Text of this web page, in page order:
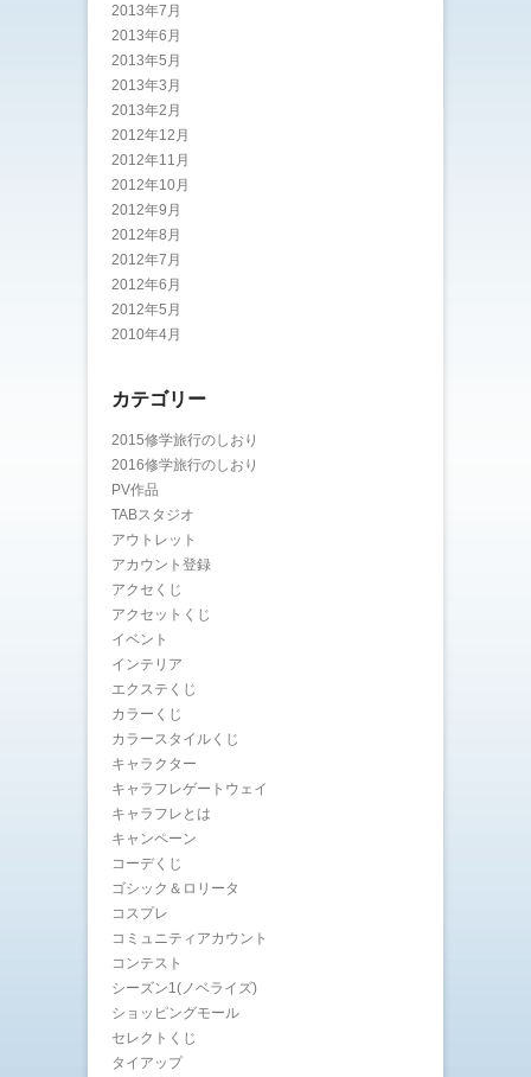
2013年7月
2013年6月
2013年5月
2013年3月
2013年2月
2012年12月
2012年11月
2012年10月
2012年9月
2012年8月
2012年7月
2012年6月
2012年5月
2010年4月
カテゴリー
2015修学旅行のしおり
2016修学旅行のしおり
PV作品
TABスタジオ
アウトレット
アカウント登録
アクセくじ
アクセットくじ
イベント
インテリア
エクステくじ
カラーくじ
カラースタイルくじ
キャラクター
キャラフレゲートウェイ
キャラフレとは
キャンペーン
コーデくじ
ゴシック＆ロリータ
コスプレ
コミュニティアカウント
コンテスト
シーズン1(ノベライズ)
ショッピングモール
セレクトくじ
タイアップ